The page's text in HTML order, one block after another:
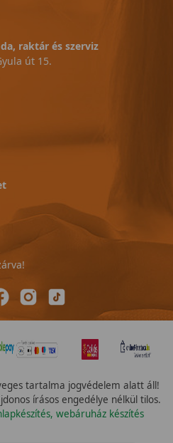
raktár és szerviz
út 15.
tartalma jogvédelem alatt áll!
írásos engedélye nélkül tilos.
webáruház készítés